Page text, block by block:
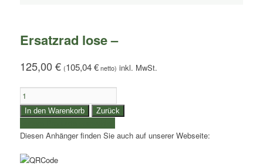
Ersatzrad lose –
125,00€ (105,04€ netto)
Ersatzrad
lose
-
Menge
In den Warenkorb Zurück
Diesen Anhänger finden Sie auch auf unserer Webseite: